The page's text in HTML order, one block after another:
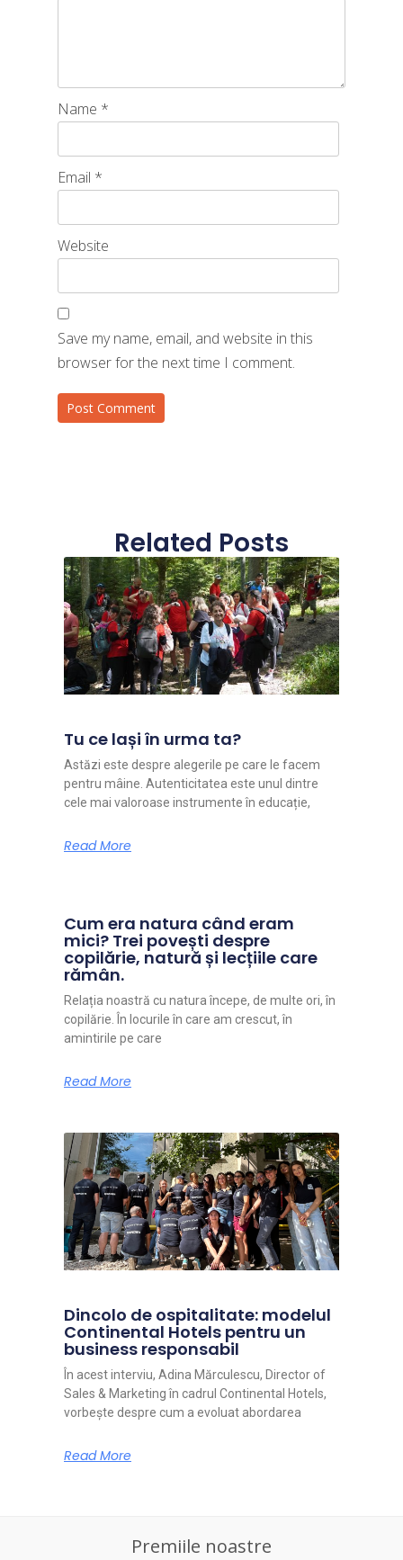
Name *
Email *
Website
Save my name, email, and website in this
browser for the next time I comment.
Related Posts
Tu ce lași în urma ta?
Astăzi este despre alegerile pe care le facem
pentru mâine. Autenticitatea este unul dintre
cele mai valoroase instrumente în educație,
Read More
Cum era natura când eram
mici? Trei povești despre
copilărie, natură și lecțiile care
rămân.
Relația noastră cu natura începe, de multe ori, în
copilărie. În locurile în care am crescut, în
amintirile pe care
Read More
Dincolo de ospitalitate: modelul
Continental Hotels pentru un
business responsabil
În acest interviu, Adina Mărculescu, Director of
Sales & Marketing în cadrul Continental Hotels,
vorbește despre cum a evoluat abordarea
Read More
Premiile noastre